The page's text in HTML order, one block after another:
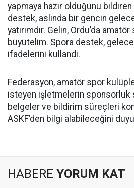
yapmaya hazır olduğunu bildiren
destek, aslında bir gencin
yatırımdır. Gelin, Ordu’da
büyütelim. Spora destek,
ifadelerini kullandı.
Federasyon, amatör spor
isteyen işletmelerin sponsorluk
belgeler ve bildirim süreçleri
ASKF’den bilgi alabileceğini
HABERE YORUM KAT